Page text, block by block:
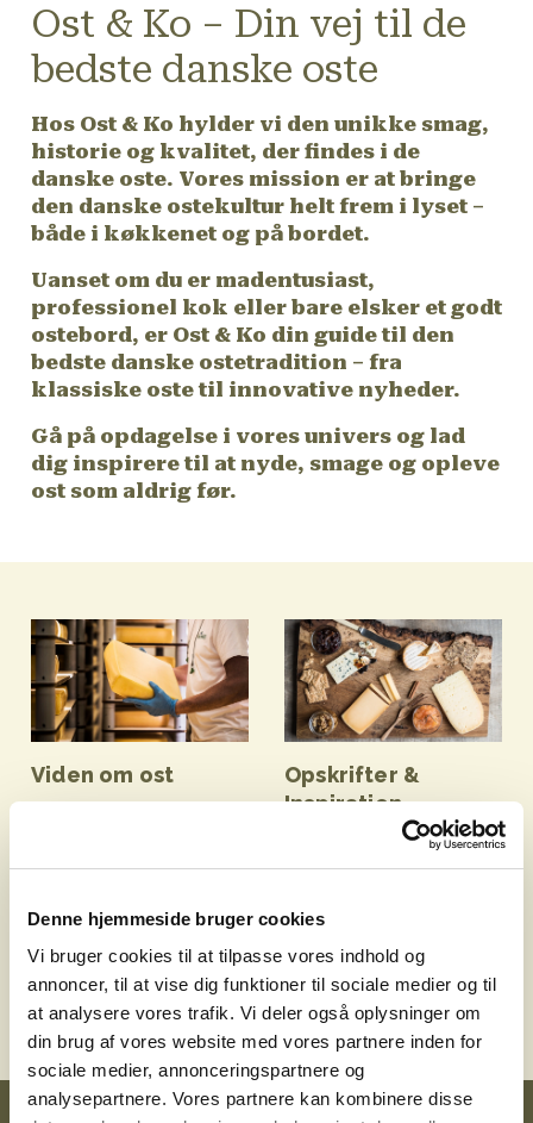
Denne hjemmeside bruger cookies
Vi bruger cookies til at tilpasse vores indhold og
annoncer, til at vise dig funktioner til sociale medier og til
at analysere vores trafik. Vi deler også oplysninger om
din brug af vores website med vores partnere inden for
sociale medier, annonceringspartnere og
analysepartnere. Vores partnere kan kombinere disse
Ost & Ko – Din vej til de
bedste danske oste
Hos Ost & Ko hylder vi den unikke smag,
historie og kvalitet, der findes i de
danske oste. Vores mission er at bringe
den danske ostekultur helt frem i lyset –
både i køkkenet og på bordet.
Uanset om du er madentusiast,
professionel kok eller bare elsker et godt
ostebord, er Ost & Ko din guide til den
bedste danske ostetradition – fra
klassiske oste til innovative nyheder.
Gå på opdagelse i vores univers og lad
dig inspirere til at nyde, smage og opleve
ost som aldrig før.
Viden om ost
klogere her.
Viden om ost
Opskrifter &
Inspiration
Her finder du masser af
opskrifter med ost